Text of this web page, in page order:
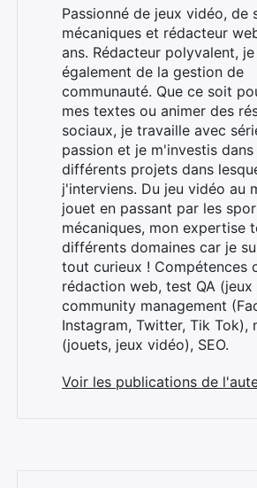
Passionné de jeux vidéo, de
mécaniques et rédacteur
ans. Rédacteur polyvalent,
également de la gestion de
communauté. Que ce soit
mes textes ou animer des
sociaux, je travaille avec
passion et je m'investis dans
différents projets dans
j'interviens. Du jeu vidéo au
jouet en passant par les
mécaniques, mon expertise
différents domaines car je
tout curieux ! Compétences
rédaction web, test QA (jeux
community management
Instagram, Twitter, Tik Tok),
(jouets, jeux vidéo), SEO.
Voir les publications de